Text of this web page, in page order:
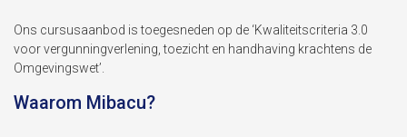
Ons cursusaanbod is toegesneden op de ‘Kwaliteitscriteria 3.0
voor vergunningverlening, toezicht en handhaving krachtens de
Omgevingswet’.
Waarom Mibacu?